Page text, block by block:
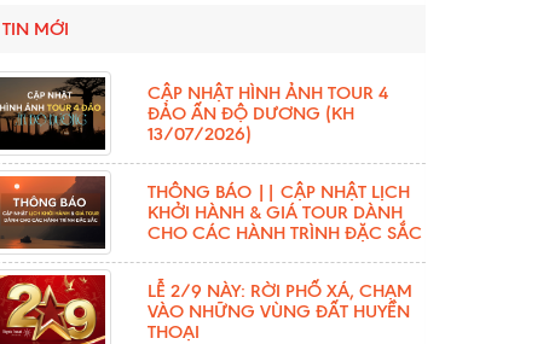
TIN MỚI
CẬP NHẬT HÌNH ẢNH TOUR 4
ĐẢO ẤN ĐỘ DƯƠNG (KH
13/07/2026)
THÔNG BÁO || CẬP NHẬT LỊCH
KHỞI HÀNH & GIÁ TOUR DÀNH
CHO CÁC HÀNH TRÌNH ĐẶC SẮC
LỄ 2/9 NÀY: RỜI PHỐ XÁ, CHẠM
VÀO NHỮNG VÙNG ĐẤT HUYỀN
THOẠI